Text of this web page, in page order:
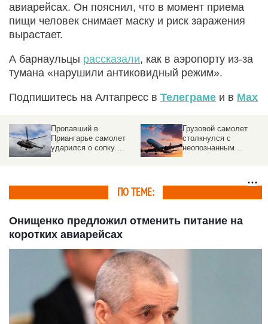
авиарейсах. Он пояснил, что в момент приема
пищи человек снимает маску и риск заражения
вырастает.
А барнаульцы рассказали, как в аэропорту из-за
тумана «нарушили антиковидный режим».
Подпишитесь на Алтапресс в Телеграме и в Max
Пропавший в
Приангарье самолет
ударился о сопку.
Грузовой самолет
столкнулся с
неопознанным
ПО ТЕМЕ:
Онищенко предложил отменить питание на
коротких авиарейсах